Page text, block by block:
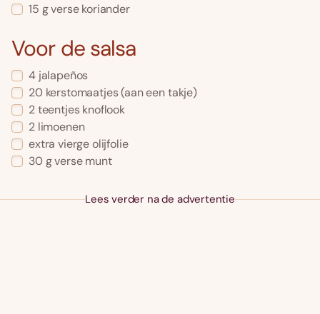
15 g verse koriander
Voor de salsa
4 jalapeños
20 kerstomaatjes (aan een takje)
2 teentjes knoflook
2 limoenen
extra vierge olijfolie
30 g verse munt
Lees verder na de advertentie